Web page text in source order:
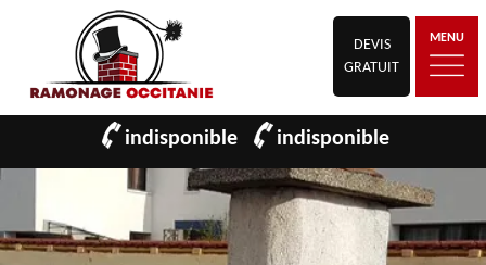
DEVIS
GRATUIT
MENU
indisponible indisponible